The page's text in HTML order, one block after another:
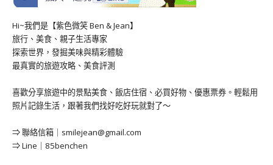
Hi~我們是【紫色微笑 Ben & Jean】
旅行、美食、親子生活專家
探索世界，發掘美味與精彩體驗
最真實的旅遊攻略、美食評測
喜歡分享旅遊中的景點美食、飯店住宿、必買好物、優惠票券。輕鬆用
照片記錄生活，跟著我們找好吃好玩就對了～
⇒ 聯絡信箱｜ smilejean@gmail.com
⇒ Line｜85benchen